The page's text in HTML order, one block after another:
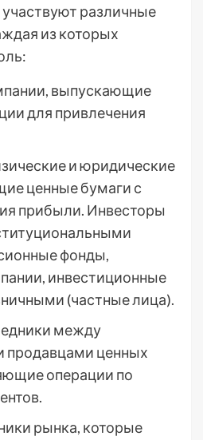
различные
из которых
выпускающие
для привлечения
и юридические
ценные бумаги с
прибыли. Инвесторы
фонды,
инвестиционные
(частные лица).
между
продавцами ценных
операции по
рынка, которые